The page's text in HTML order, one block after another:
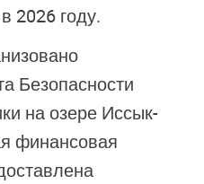
2026 году.
Безопасности
на озере Иссык-
финансовая